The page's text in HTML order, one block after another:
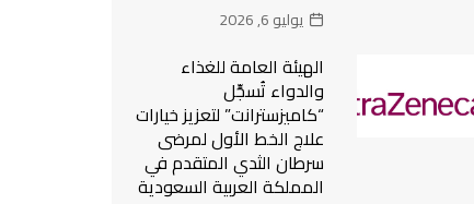
يوليو 6, 2026
الهيئة العامة للغذاء
والدواء تُسجِّل
“كاميزسترانت” لتعزيز خيارات
علاج الخط الأول لمرضى
سرطان الثدي المتقدم في
المملكة العربية السعودية